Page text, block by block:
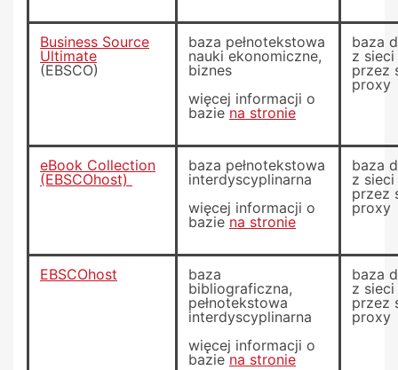
Business Source
Ultimate
(EBSCO)
baza pełnotekstowa
nauki ekonomiczne,
biznes
więcej informacji o
baziena stronie
baza
z
przez
proxy
eBook Collection
(EBSCOhost)
baza pełnotekstowa
interdyscyplinarna
więcej informacji o
baziena stronie
baza
z
przez
proxy
EBSCOhost
baza
bibliograficzna,
pełnotekstowa
interdyscyplinarna
więcej informacji o
baziena stronie
baza
z
przez
proxy